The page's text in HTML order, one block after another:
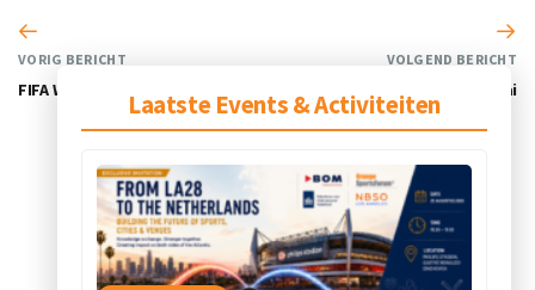
Laatste Events & Activiteiten
VORIG BERICHT
FIFA World Cup Qatar 2022
VOLGEND BERICHT
Expo 2020 Dubai